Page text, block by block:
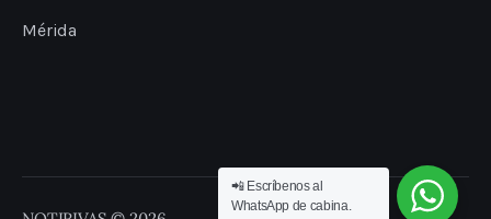
Mérida
📲 Escríbenos al
WhatsApp de cabina.